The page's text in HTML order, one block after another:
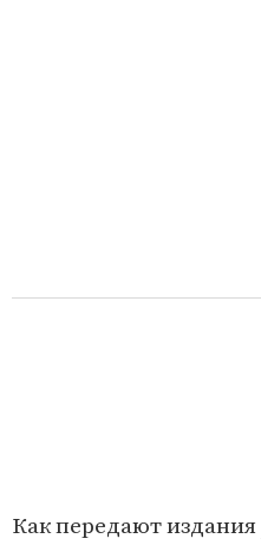
Как передают издания